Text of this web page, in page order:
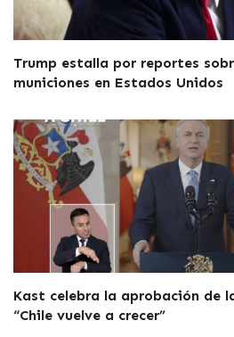
Trump estalla por reportes
municiones en Estados Unidos
Kast celebra la aprobación de
“Chile vuelve a crecer”